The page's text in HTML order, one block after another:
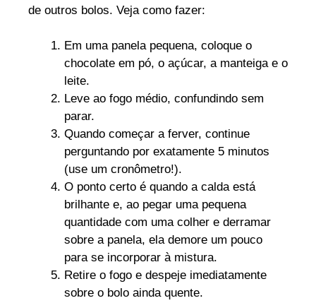
de outros bolos. Veja como fazer:
Em uma panela pequena, coloque o
chocolate em pó, o açúcar, a manteiga e o
leite.
Leve ao fogo médio, confundindo sem
parar.
Quando começar a ferver, continue
perguntando por exatamente 5 minutos
(use um cronômetro!).
O ponto certo é quando a calda está
brilhante e, ao pegar uma pequena
quantidade com uma colher e derramar
sobre a panela, ela demore um pouco
para se incorporar à mistura.
Retire o fogo e despeje imediatamente
sobre o bolo ainda quente.